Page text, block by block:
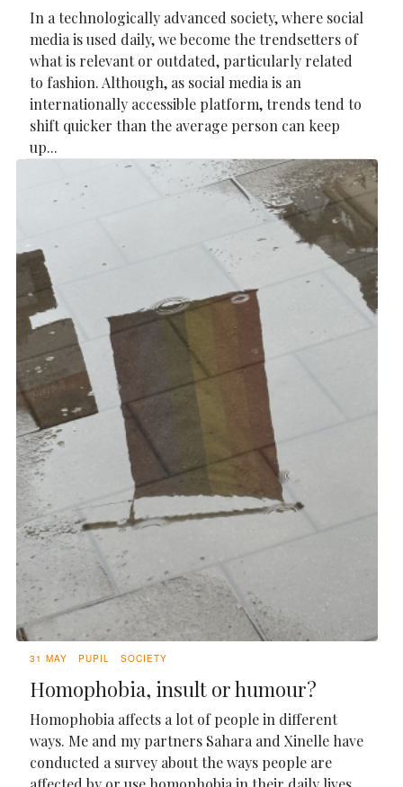
In a technologically advanced society, where social
media is used daily, we become the trendsetters of
what is relevant or outdated, particularly related
to fashion. Although, as social media is an
internationally accessible platform, trends tend to
shift quicker than the average person can keep
up...
31 MAY PUPIL SOCIETY
Homophobia, insult or humour?
Homophobia affects a lot of people in different
ways. Me and my partners Sahara and Xinelle have
conducted a survey about the ways people are